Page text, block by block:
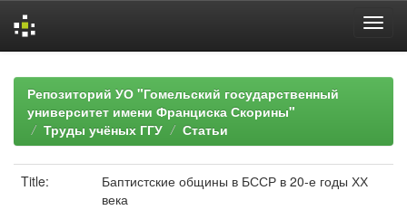
navigationРепозиторий УО "Гомельский государственный
университет имени Франциска Скорины"
Труды учёных ГГУ
Статьи
Title:
Баптистские общины в БССР в 20-е годы ХХ
века